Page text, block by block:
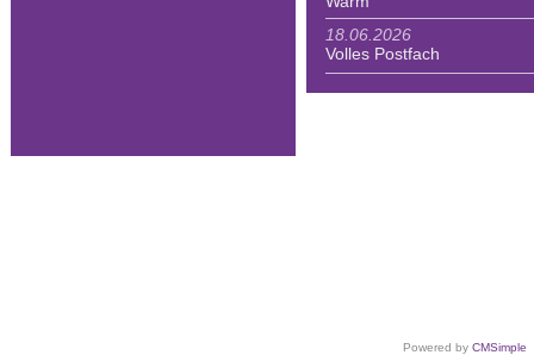
18.06.2026
Volles Postfach
Powered by CMSimple